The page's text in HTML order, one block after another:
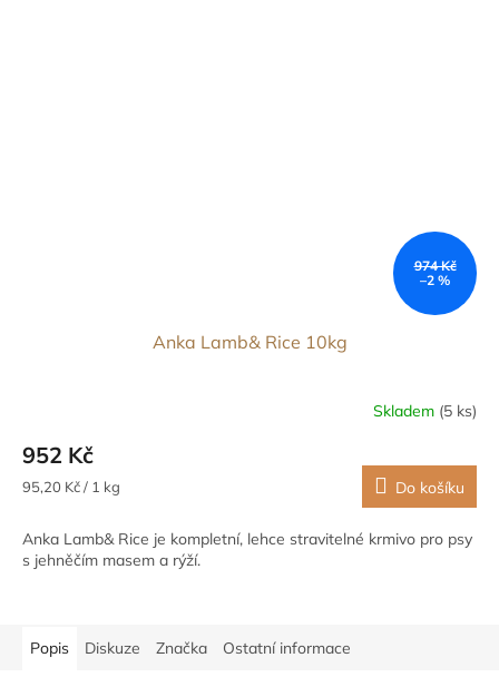
974 Kč
–2 %
Anka Lamb& Rice 10kg
Skladem (5 ks)
952 Kč
Měrná
95,20 Kč / 1 kg Do košíku
Anka Lamb& Rice je kompletní, lehce stravitelné krmivo pro psy
s jehněčím masem a rýží.
Popis Diskuze Značka Ostatní informace